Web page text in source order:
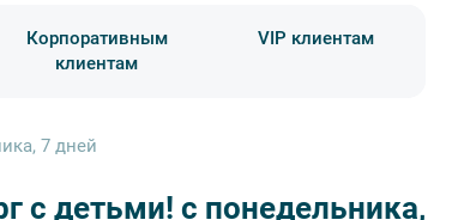
Корпоративным
клиентам
VIP клиентам
7 дней
с детьми! с понедельника,
В Петербург с детьми! с понедельника – фото №1